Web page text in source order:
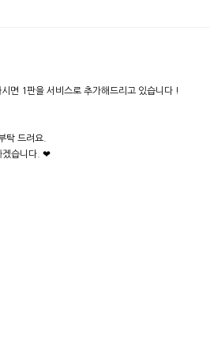
면 1판을 서비스로 추가해드리고 있습니다 !
탁 드려요.
겠습니다. ❤